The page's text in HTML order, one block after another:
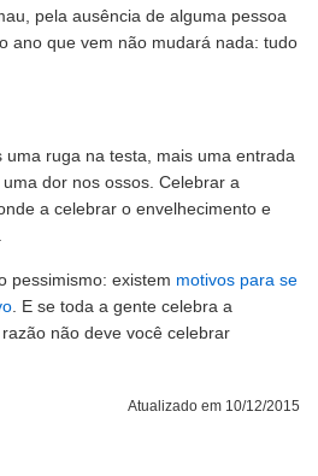
pela ausência de alguma pessoa
ano que vem não mudará nada: tudo
uma ruga na testa, mais uma entrada
dor nos ossos. Celebrar a
a celebrar o envelhecimento e
pessimismo: existem motivos para se
. E se toda a gente celebra a
não deve você celebrar
Atualizado em 10/12/2015